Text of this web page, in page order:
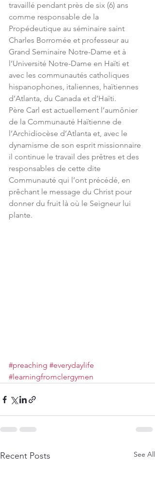
travaillé pendant près de six (6) ans
comme responsable de la
Propédeutique au séminaire saint
Charles Borromée et professeur au
Grand Seminaire Notre-Dame et à
l’Université Notre-Dame en Haïti et
avec les communautés catholiques
hispanophones, italiennes, haïtiennes
d’Atlanta, du Canada et d’Haïti.
Père Carl est actuellement l’aumônier
de la Communauté Haïtienne de
l’Archidiocèse d’Atlanta et, avec le
dynamisme de son esprit missionnaire
il continue le travail des prêtres et des
responsables de cette dite
Communauté qui l’ont précédé, en
prêchant le message du Christ pour
donner du fruit là où le Seigneur lui
plante.
#preaching #everydaylife
#learningfromclergymen
Recent Posts See All